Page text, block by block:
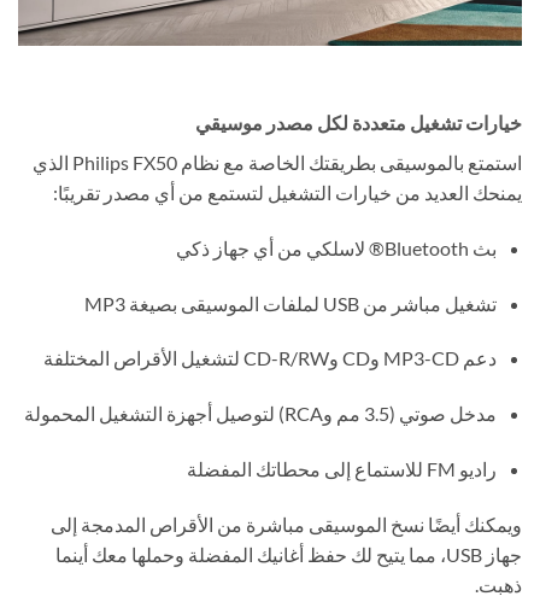
خيارات تشغيل متعددة لكل مصدر موسيقي
استمتع بالموسيقى بطريقتك الخاصة مع نظام Philips FX50 الذي
يمنحك العديد من خيارات التشغيل لتستمع من أي مصدر تقريبًا:
بث Bluetooth® لاسلكي من أي جهاز ذكي
تشغيل مباشر من USB لملفات الموسيقى بصيغة MP3
دعم MP3-CD وCD وCD-R/RW لتشغيل الأقراص المختلفة
مدخل صوتي (3.5 مم وRCA) لتوصيل أجهزة التشغيل المحمولة
راديو FM للاستماع إلى محطاتك المفضلة
ويمكنك أيضًا نسخ الموسيقى مباشرة من الأقراص المدمجة إلى
جهاز USB، مما يتيح لك حفظ أغانيك المفضلة وحملها معك أينما
ذهبت.